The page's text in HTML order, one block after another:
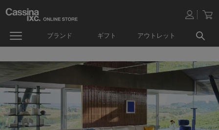
ブランド ギフト アウトレット